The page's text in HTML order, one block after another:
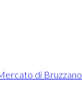
di Bruzzano